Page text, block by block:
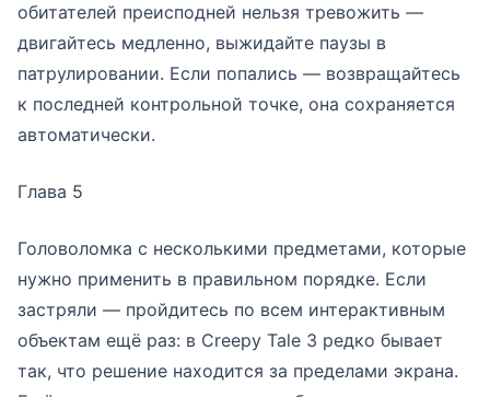
обитателей преисподней нельзя тревожить —
двигайтесь медленно, выжидайте паузы в
патрулировании. Если попались — возвращайтесь
к последней контрольной точке, она сохраняется
автоматически.
Глава 5
Головоломка с несколькими предметами, которые
нужно применить в правильном порядке. Если
застряли — пройдитесь по всем интерактивным
объектам ещё раз: в Creepy Tale 3 редко бывает
так, что решение находится за пределами экрана.